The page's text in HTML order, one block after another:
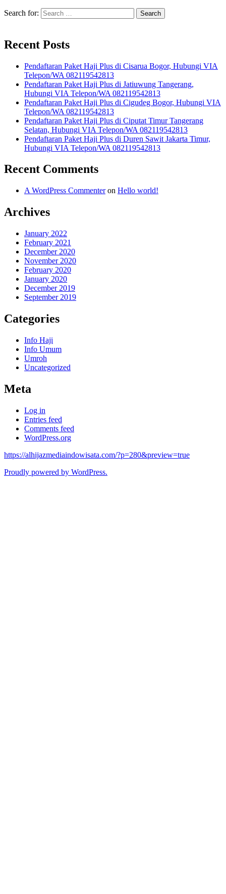
Search for:
Recent Posts
Pendaftaran Paket Haji Plus di Cisarua Bogor, Hubungi VIA
Telepon/WA 082119542813
Pendaftaran Paket Haji Plus di Jatiuwung Tangerang,
Hubungi VIA Telepon/WA 082119542813
Pendaftaran Paket Haji Plus di Cigudeg Bogor, Hubungi VIA
Telepon/WA 082119542813
Pendaftaran Paket Haji Plus di Ciputat Timur Tangerang
Selatan, Hubungi VIA Telepon/WA 082119542813
Pendaftaran Paket Haji Plus di Duren Sawit Jakarta Timur,
Hubungi VIA Telepon/WA 082119542813
Recent Comments
A WordPress Commenteron Hello world!
Archives
January 2022
February 2021
December 2020
November 2020
February 2020
January 2020
December 2019
September 2019
Categories
Info Haji
Info Umum
Umroh
Uncategorized
Meta
Log in
Entries feed
Comments feed
WordPress.org
https://alhijazmediaindowisata.com/?p=280&preview=true
Proudly powered by WordPress.